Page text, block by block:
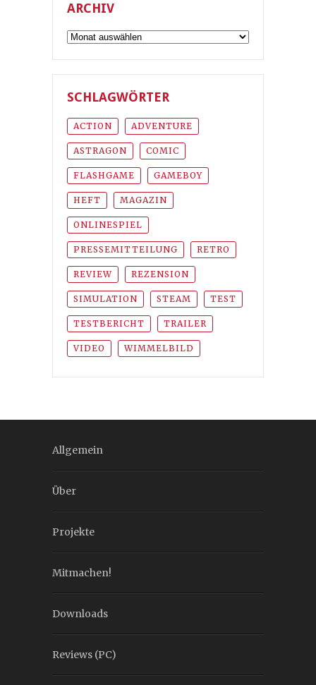
ARCHIV
Archiv
SCHLAGWÖRTER
ACTION ADVENTURE
ASTRAGON COMIC
FLASHGAME GAMEBOY
HEFT MAGAZIN
ONLINESPIEL
PRESSEMITTEILUNG RETRO
REVIEW REZENSION
SIMULATION STEAM TEST
TESTBERICHT TRAILER
VIDEO WIMMELBILD
Allgemein
Über
Projekte
Mitmachen!
Downloads
Reviews (PC)